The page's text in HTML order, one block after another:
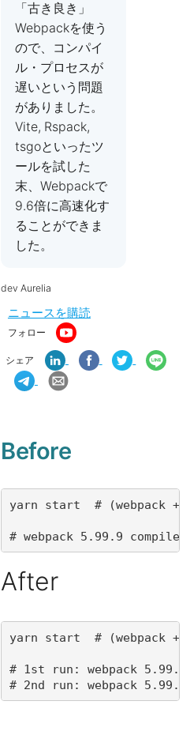
「古き良き」
Webpackを使う
ので、コンパイ
ル・プロセスが
遅いという問題
がありました。
Vite, Rspack,
tsgoといったツ
ールを試した
末、Webpackで
9.6倍に高速化す
ることができま
した。
dev Aurelia
ニュースを購読
フォロー
シェア
Before
# webpack 5.99.9
After
# 1st run: webpack
# 2nd run: webpack